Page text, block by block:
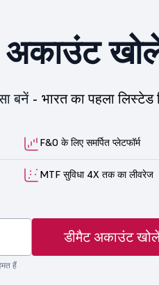
अकाउंट
बनें - भारत का पहला लिस्टेड
F&O के लिए समर्पित प्लेटफॉर्म
MTF सुविधा 4X तक का लीवरेज
डीमैट अकाउंट
हैं